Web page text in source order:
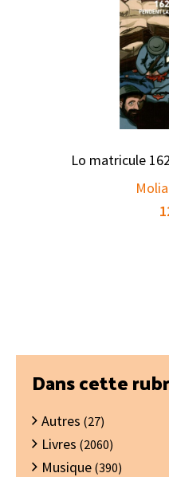
Lo matricule
Barre
latérale
principale
Dans cette
Autres (27)
Livres (2060)
Musique (390)